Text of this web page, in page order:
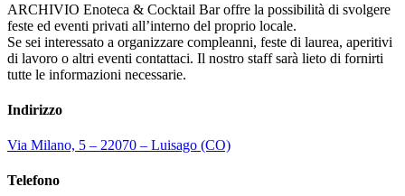
ARCHIVIO Enoteca & Cocktail Bar offre la possibilità di svolgere
feste ed eventi privati all’interno del proprio locale.
Se sei interessato a organizzare compleanni, feste di laurea, aperitivi
di lavoro o altri eventi contattaci. Il nostro staff sarà lieto di fornirti
tutte le informazioni necessarie.
Indirizzo
Via Milano, 5 – 22070 – Luisago (CO)
Telefono